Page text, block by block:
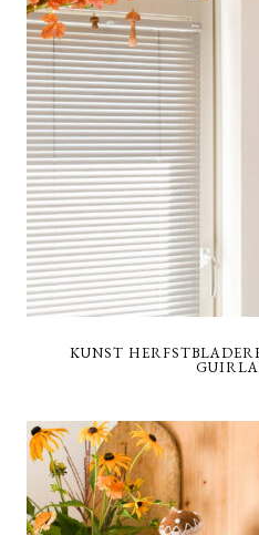
KUNST